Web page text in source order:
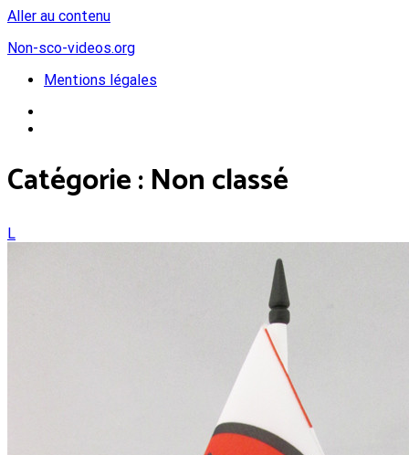
Aller au contenu
Non-sco-videos.org
Mentions légales
Catégorie :Non classé
L